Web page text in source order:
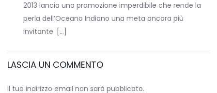
2013 lancia una promozione imperdibile che rende la
perla dell’Oceano Indiano una meta ancora più
invitante. […]
LASCIA UN COMMENTO
Il tuo indirizzo email non sarà pubblicato.